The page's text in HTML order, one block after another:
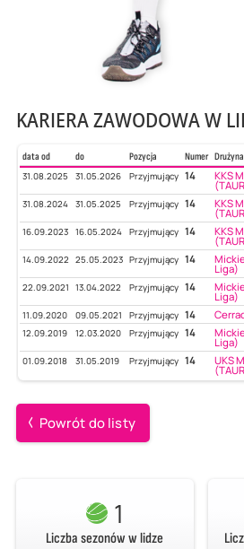
KARIERA ZAWODOWA W
data od do Pozycja Numer Drużyna
31.08.2025
31.05.2026 Przyjmujący 14 KKS
31.08.2024 31.05.2025 Przyjmujący 14 KKS
16.09.2023 16.05.2024 Przyjmujący 14 KKS
14.09.2022 25.05.2023 Przyjmujący 14
Liga)
22.09.2021 13.04.2022 Przyjmujący 14
Liga)
11.09.2020 09.05.2021 Przyjmujący 14
12.09.2019 12.03.2020 Przyjmujący 14
Liga)
01.09.2018 31.05.2019 Przyjmujący 14 UKS
Powrót do listy
1
Liczba sezonów w lidze